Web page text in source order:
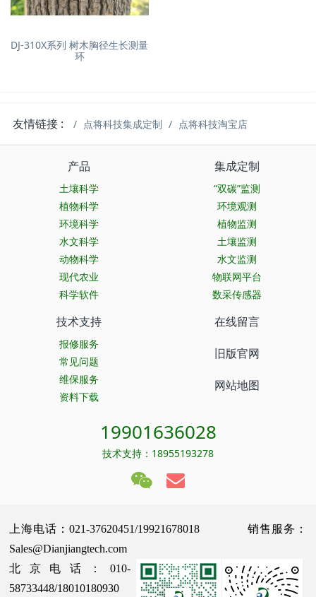
DJ-310X系列 树木胸径生长测量
环
友情链接 : 点将科技集成定制 点将科技淘宝店
产品
土壤科学
植物科学
环境科学
水文科学
动物科学
现代农业
科学软件
集成定制
“双碳”监测
环境观测
植物监测
土壤监测
水文监测
物联网平台
数采传感器
技术支持
报修服务
常见问题
维保服务
资料下载
在线留言
旧版官网
网站地图
19901636028
技术支持：18955193278
上海电话：021-37620451/19921678018 销售服务：
Sales@Dianjiangtech.com
北京电话：010-
58733448/18010180930